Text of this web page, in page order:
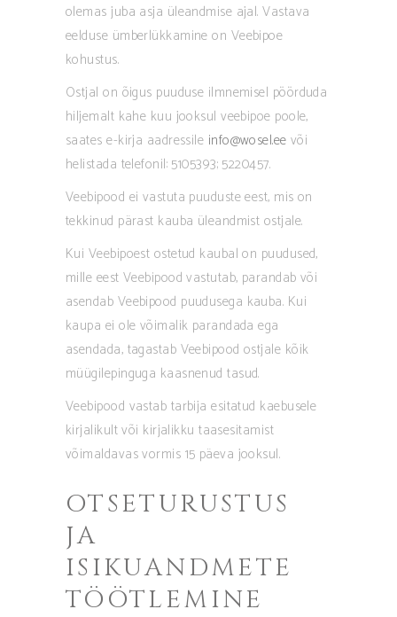
olemas juba asja üleandmise ajal. Vastava
eelduse ümberlükkamine on Veebipoe
kohustus.
Ostjal on õigus puuduse ilmnemisel pöörduda
hiljemalt kahe kuu jooksul veebipoe poole,
saates e-kirja aadressile info@wosel.ee või
helistada telefonil: 5105393; 5220457.
Veebipood ei vastuta puuduste eest, mis on
tekkinud pärast kauba üleandmist ostjale.
Kui Veebipoest ostetud kaubal on puudused,
mille eest Veebipood vastutab, parandab või
asendab Veebipood puudusega kauba. Kui
kaupa ei ole võimalik parandada ega
asendada, tagastab Veebipood ostjale kõik
müügilepinguga kaasnenud tasud.
Veebipood vastab tarbija esitatud kaebusele
kirjalikult või kirjalikku taasesitamist
võimaldavas vormis 15 päeva jooksul.
OTSETURUSTUS
JA
ISIKUANDMETE
TÖÖTLEMINE